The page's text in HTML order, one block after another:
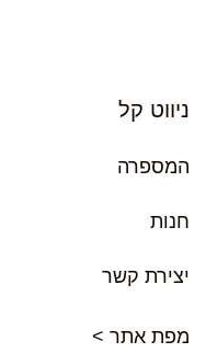
ניווט קל
המספרה
חנות
יצירת קשר
מפת אתר >